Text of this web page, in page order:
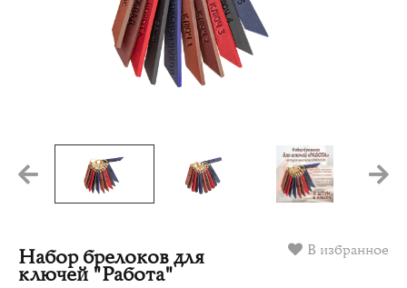
В избранное
Набор брелоков для
ключей "Работа"